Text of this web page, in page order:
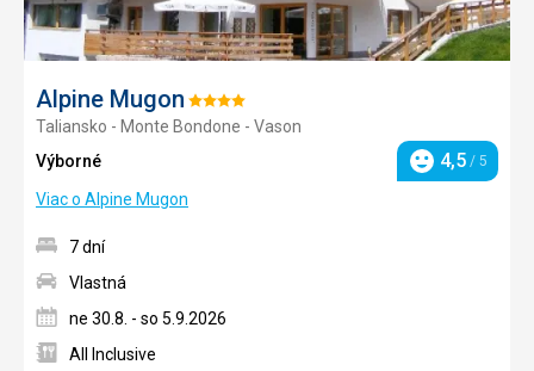
Alpine Mugon Hodnotenie:
4/5
Taliansko - Monte Bondone - Vason
Výborné
Hodnotenie
4,5 / 5
Viac o Alpine Mugon
7 dní
Vlastná
ne 30.8. - so 5.9.2026
All Inclusive